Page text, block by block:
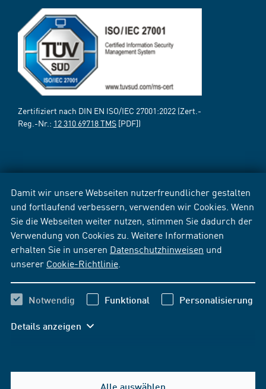
Damit wir unsere Webseiten nutzerfreundlicher gestalten
und fortlaufend verbessern, verwenden wir Cookies. Wenn
Sie die Webseiten weiter nutzen, stimmen Sie dadurch der
Verwendung von Cookies zu. Weitere Informationen
erhalten Sie in unseren Datenschutzhinweisen und
unserer Cookie-Richtlinie
Notwendig Funktional Personalisierung
Details anzeigen
Alle auswählen
Zertifiziert nach DIN EN ISO/IEC 27001:2022 (Zert.-
Reg.-Nr.: 12 310 69718 TMS [PDF])